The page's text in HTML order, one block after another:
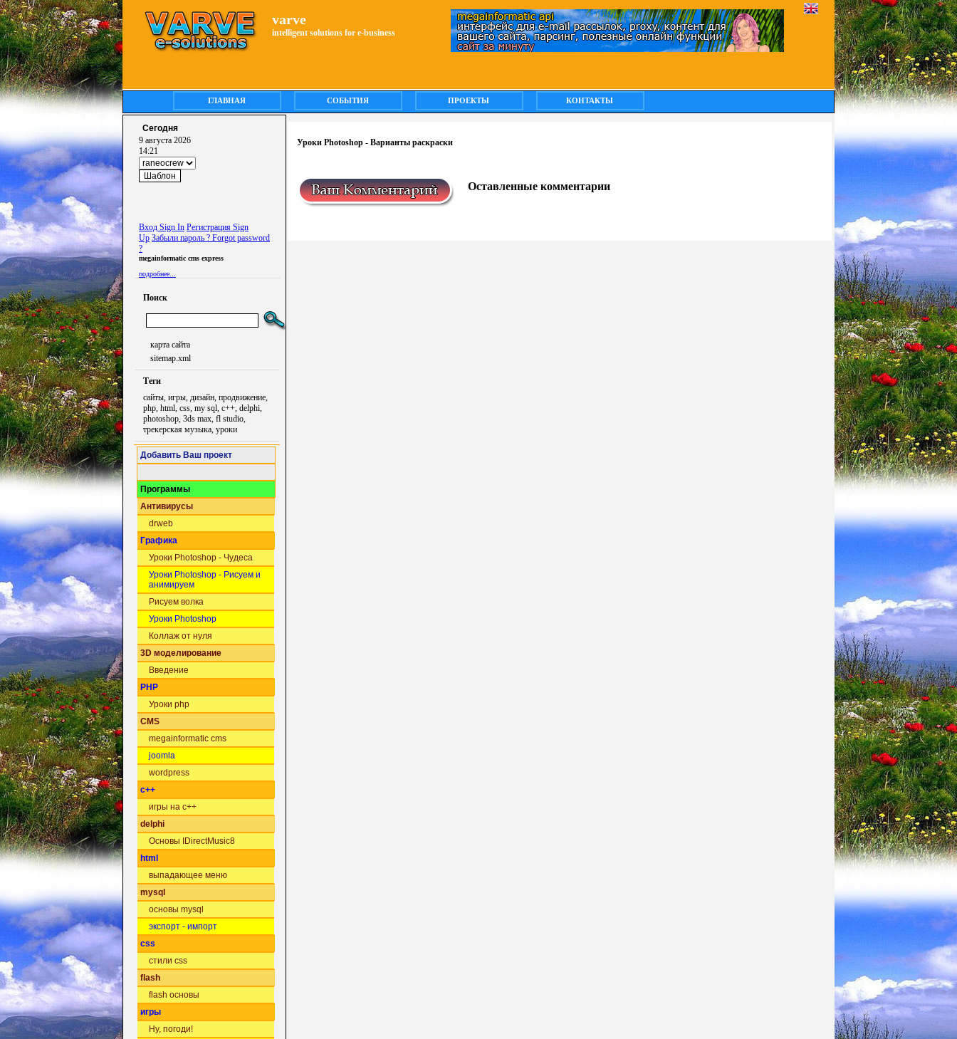
varve
intelligent solutions for e-business
ГЛАВНАЯ СОБЫТИЯ ПРОЕКТЫ КОНТАКТЫ
Сегодня
9 августа 2026
14:21
Вход Sign In Регистрация Sign
Up Забыли пароль ? Forgot password
?
megainformatic cms express
подробнее...
Поиск
карта сайта
sitemap.xml
Теги
сайты, игры, дизайн, продвижение,
php, html, css, my sql, c++, delphi,
photoshop, 3ds max, fl studio,
трекерская музыка, уроки
Добавить Ваш проект
Программы
Антивирусы
drweb
Графика
Уроки Photoshop - Чудеса
Уроки Photoshop - Рисуем и
анимируем
Рисуем волка
Уроки Photoshop
Коллаж от нуля
3D моделирование
Введение
PHP
Уроки php
CMS
megainformatic cms
joomla
wordpress
c++
игры на c++
delphi
Основы IDirectMusic8
html
выпадающее меню
mysql
основы mysql
экспорт - импорт
css
стили css
flash
flash основы
игры
Ну, погоди!
Уроки Photoshop - Варианты раскраски
Оставленные комментарии